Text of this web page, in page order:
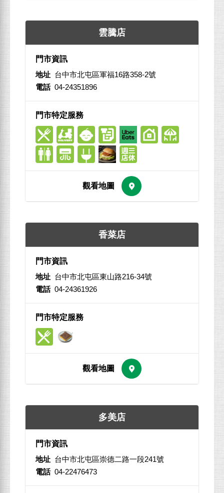
雲騰店
地址 台中市北屯區軍福16路358-2號
電話 04-24351896
香菜店
地址 台中市北屯區東山路216-34號
電話 04-24361926
多美店
地址 台中市北屯區崇德二路一段241號
電話 04-22476473